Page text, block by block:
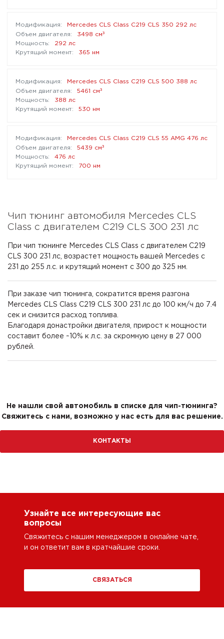
Mercedes CLS Class C219 CLS 350 292 лс
3498 см³
292 лс
365 нм
Mercedes CLS Class C219 CLS 500 388 лс
5461 см³
388 лс
530 нм
Mercedes CLS Class C219 CLS 55 AMG 476 лс
5439 см³
476 лс
700 нм
Чип тюнинг автомобиля Mercedes CLS
Class с двигателем C219 CLS 300 231 лс
При чип тюнинге Mercedes CLS Class с двигателем C219
CLS 300 231 лс, возрастет мощность вашей Mercedes с
231 до 255 л.с. и крутящий момент с 300 до 325 нм.
При заказе чип тюнинга, сократится время разгона
Mercedes CLS Class C219 CLS 300 231 лс до 100 км/ч до 7.4
сек и снизится расход топлива.
Благодаря донастройки двигателя, прирост к мощности
составит более ~10% к л.с. за скромную цену в 27 000
рублей.
Не нашли свой автомобиль в списке для чип-тюнинга?
Свяжитесь с нами, возможно у нас есть для вас решение.
КОНТАКТЫ
Узнайте все интересующие вас
вопросы
Свяжитесь с нашим менеджером в онлайне чате,
и он ответит вам в кратчайшие сроки.
СВЯЗАТЬСЯ